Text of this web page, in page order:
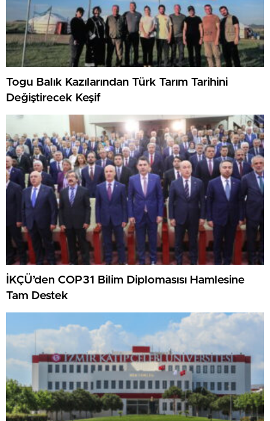
Togu Balık Kazılarından Türk Tarım Tarihini
Değiştirecek Keşif
İKÇÜ’den COP31 Bilim Diplomasısı Hamlesine
Tam Destek